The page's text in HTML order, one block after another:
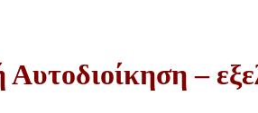
Αυτοδιοίκηση –